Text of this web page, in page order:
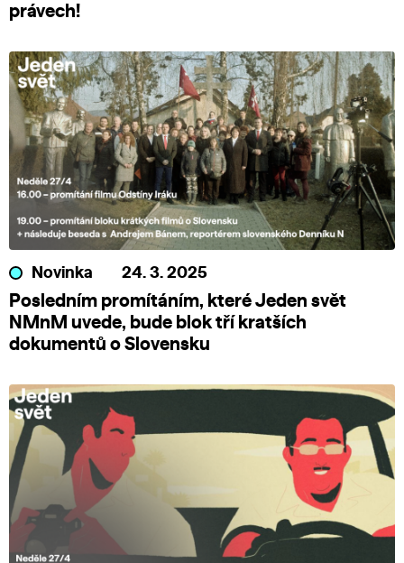
právech!
Novinka 24. 3. 2025
Posledním promítáním, které Jeden svět
NMnM uvede, bude blok tří kratších
dokumentů o Slovensku